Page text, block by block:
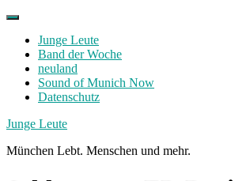
Skip
contentJunge Leute
Band der Woche
neuland
Sound of Munich Now
Datenschutz
Facebook
Twitter
Instagram
Junge Leute
München Lebt. Menschen und mehr.